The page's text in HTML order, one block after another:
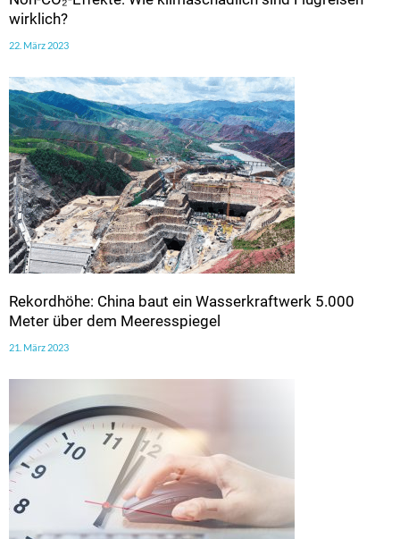
wirklich?
22. März 2023
Rekordhöhe: China baut ein Wasserkraftwerk 5.000
Meter über dem Meeresspiegel
21. März 2023